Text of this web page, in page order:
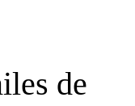
de